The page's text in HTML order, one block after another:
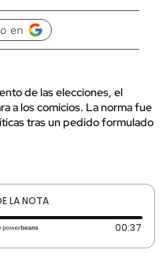
en
de las elecciones, el
a los comicios. La norma fue
tras un pedido formulado
LA NOTA
0 segundos 00:37